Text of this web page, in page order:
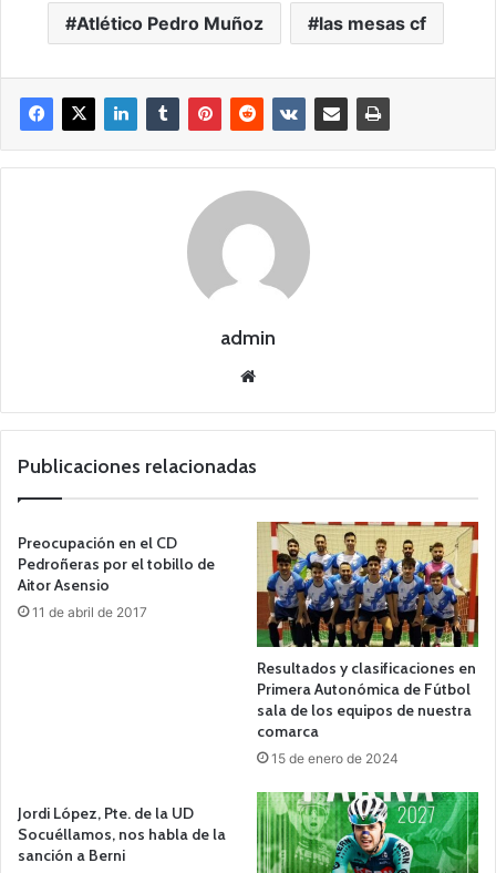
Atlético Pedro Muñoz las mesas cf
admin
we
Publicaciones relacionadas
Preocupación en el CD
Pedroñeras por el tobillo de
Aitor Asensio
11 de abril de 2017
Resultados y clasificaciones en
Primera Autonómica de Fútbol
sala de los equipos de nuestra
comarca
15 de enero de 2024
Jordi López, Pte. de la UD
Socuéllamos, nos habla de la
sanción a Berni